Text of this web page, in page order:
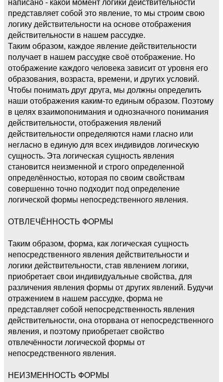
написано - какой момент логики действительности
представляет собой это явление, то мы строим свою
логику действительности на основе отображения
действительности в нашем рассудке.
Таким образом, каждое явление действительности
получает в нашем рассудке своё отображение. Но
отображение каждого человека зависит от уровня его
образования, возраста, времени, и других условий.
Чтобы понимать друг друга, мы должны определить
наши отображения каким-то единым образом. Поэтому
в целях взаимопонимания и однозначного понимания
действительности, отображения явлений
действительности определяются нами гласно или
негласно в единую для всех индивидов логическую
сущность. Эта логическая сущность явления
становится неизменной и строго определенной
определённостью, которая по своим свойствам
совершенно точно подходит под определение
логической формы непосредственного явления.
ОТВЛЕЧЁННОСТЬ ФОРМЫ
Таким образом, форма, как логическая сущность
непосредственного явления действительности и
логики действительности, став явлением логики,
приобретает свои индивидуальные свойства, для
различения явления формы от других явлений. Будучи
отражением в нашем рассудке, форма не
представляет собой непосредственность явления
действительности, она оторвана от непосредственного
явления, и поэтому приобретает свойство
отвлечённости логической формы от
непосредственного явления.
НЕИЗМЕННОСТЬ ФОРМЫ